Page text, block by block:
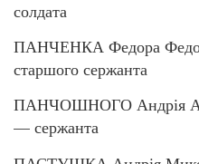
солдата
ПАНЧЕНКА Федора
старшого сержанта
ПАНЧОШНОГО Андрія
— сержанта